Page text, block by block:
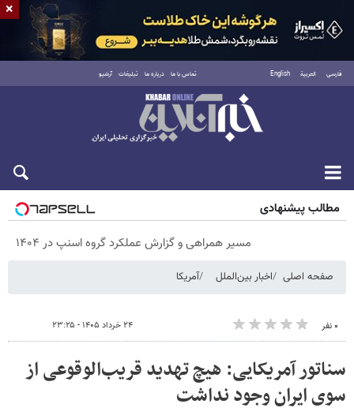
فارسی العربية English تماس با ما درباره ما تبلیغات آرشیو
پنجشنبه ۱۵ مرداد ۱۴۰۵
مطالب پیشنهادی
مسیر همراهی و گزارش عملکرد گروه اسنپ در ۱۴۰۴
صفحه اصلی اخبار بین‌الملل آمریکا
۰ نفر ۲۴ خرداد ۱۴۰۵ - ۲۳:۲۵
سناتور آمریکایی: هیچ تهدید قریب‌الوقوعی از
سوی ایران وجود نداشت
×